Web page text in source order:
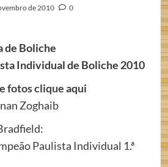
de 2010 0
de Boliche
Individual de Boliche 2010
fotos clique aqui
Zoghaib
Paulista Individual 1.ª